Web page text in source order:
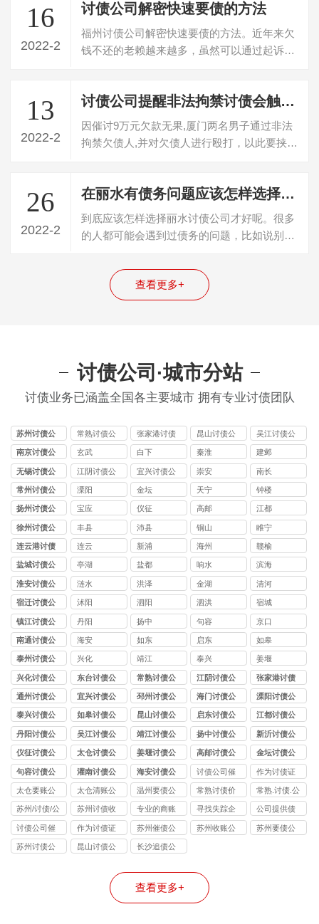
16
2022-2
讨债公司解密快速要债的方法
福州讨债公司解密快速要债的方法。近年来欠
钱不还的老赖越来越多，虽然可以通过起诉来
13
2022-2
讨债公司提醒非法拘禁讨债会触犯刑法
因催讨9万元欠款无果,厦门两名男子通过非法
拘禁欠债人,并对欠债人进行殴打，以此要挟欠
26
2022-2
在丽水有债务问题应该怎样选择讨债公司
到底应该怎样选择丽水讨债公司才好呢。很多
的人都可能会遇到过债务的问题，比如说别人
查看更多+
讨债公司·城市分站
讨债业务已涵盖全国各主要城市 拥有专业讨债团队
苏州讨债公
司
常熟讨债公
司
张家港讨债
公司
昆山讨债公
司
吴江讨债公
司
南京讨债公
司
玄武 白下 秦淮 建邺
无锡讨债公
司
江阴讨债公
司
宜兴讨债公
司
崇安 南长
常州讨债公
司
溧阳 金坛 天宁 钟楼
扬州讨债公
司
宝应 仪征 高邮 江都
徐州讨债公
司
丰县 沛县 铜山 睢宁
连云港讨债
公司
连云 新浦 海州 赣榆
盐城讨债公
司
亭湖 盐都 响水 滨海
淮安讨债公
司
涟水 洪泽 金湖 清河
宿迁讨债公
司
沭阳 泗阳 泗洪 宿城
镇江讨债公
司
丹阳 扬中 句容 京口
南通讨债公
司
海安 如东 启东 如皋
泰州讨债公
司
兴化 靖江 泰兴 姜堰
兴化讨债公
司
东台讨债公
司
常熟讨债公
司
江阴讨债公
司
张家港讨债
公司
通州讨债公
司
宜兴讨债公
司
邳州讨债公
司
海门讨债公
司
溧阳讨债公
司
泰兴讨债公
司
如皋讨债公
司
昆山讨债公
司
启东讨债公
司
江都讨债公
司
丹阳讨债公
司
吴江讨债公
司
靖江讨债公
司
扬中讨债公
司
新沂讨债公
司
仪征讨债公
司
太仓讨债公
司
姜堰讨债公
司
高邮讨债公
司
金坛讨债公
司
句容讨债公
司
灌南讨债公
司
海安讨债公
司
讨债公司催
收
作为讨债证
据
太仓要账公
司
太仓清账公
司
温州要债公
司
常熟讨债价
格
常熟.讨债.公
司
苏州/讨债/公
司
苏州讨债收
费
专业的商账
追收师
寻找失踪企
业和个人
公司提供债
务追讨
讨债公司催
收
作为讨债证
据
苏州催债公
司
苏州收账公
苏州要债公
苏州讨债公
昆山讨债公
长沙追债公
查看更多+